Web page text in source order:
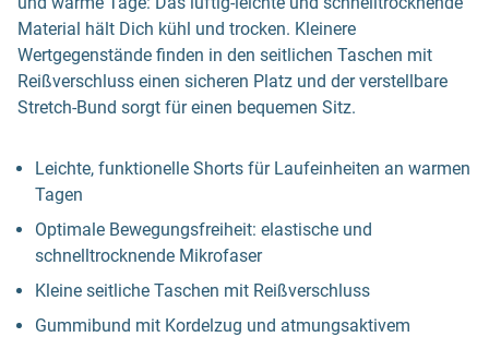
Material hält Dich kühl und trocken. Kleinere
Wertgegenstände finden in den seitlichen Taschen mit
Reißverschluss einen sicheren Platz und der verstellbare
Stretch-Bund sorgt für einen bequemen Sitz.
Leichte, funktionelle Shorts für Laufeinheiten an warmen
Tagen
Optimale Bewegungsfreiheit: elastische und
schnelltrocknende Mikrofaser
Kleine seitliche Taschen mit Reißverschluss
Gummibund mit Kordelzug und atmungsaktivem